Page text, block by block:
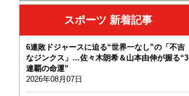
スポーツ 新着記事
6連敗ドジャースに迫る“世界一なし”の「不吉
なジンクス」…佐々木朗希＆山本由伸が握る“3
連覇の命運”
2026年08月07日